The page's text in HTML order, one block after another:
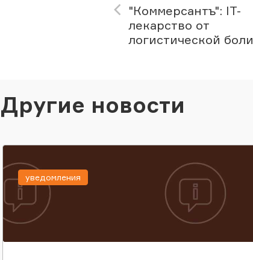
"Коммерсантъ": IT-
лекарство от
логистической боли
Другие новости
уведомления